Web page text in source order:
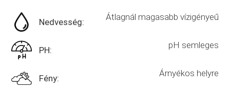
Nedvesség: Átlagnál magasabb vízigényeű
PH: pH semleges
Fény: Árnyékos helyre